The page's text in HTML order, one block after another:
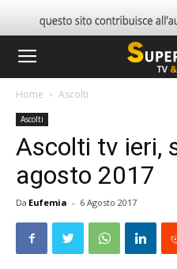
Home Ascolti
Ascolti
Ascolti tv ieri,
agosto 2017
Da Eufemia - 6 Agosto 2017